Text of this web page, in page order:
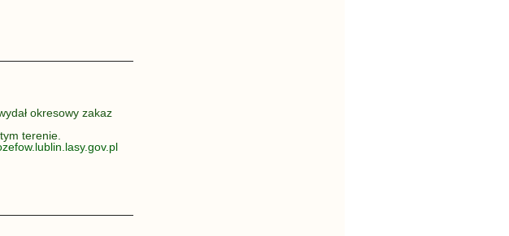
okresowy zakaz
terenie.